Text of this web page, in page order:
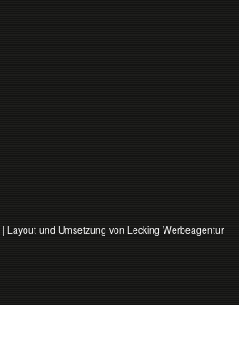
| Layout und Umsetzung von Lecking Werbeagentur